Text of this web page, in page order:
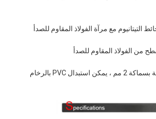
التيتانيوم مع مرآة الفولاذ المقاوم للصدأ
من الفولاذ المقاوم للصدأ